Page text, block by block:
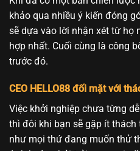
khảo qua nhiều ý kiến đóng
sẽ dựa vào lời nhận xét từ họ
hợp nhất. Cuối cùng là công
trước đó.
CEO HELLO88 đối mặt với
Việc khởi nghiệp chưa từng
thì đôi khi bạn sẽ gặp ít thách
như mọi thứ đang muốn thử